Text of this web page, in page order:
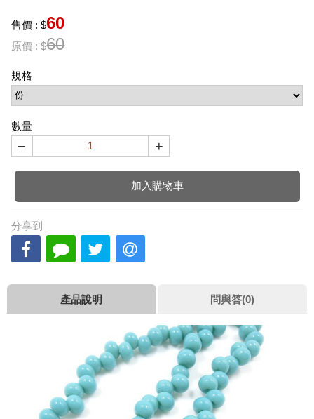
售價 : $60
原價 : $60
規格
數量
− +
加入購物車
分享到
產品說明 問與答(0)